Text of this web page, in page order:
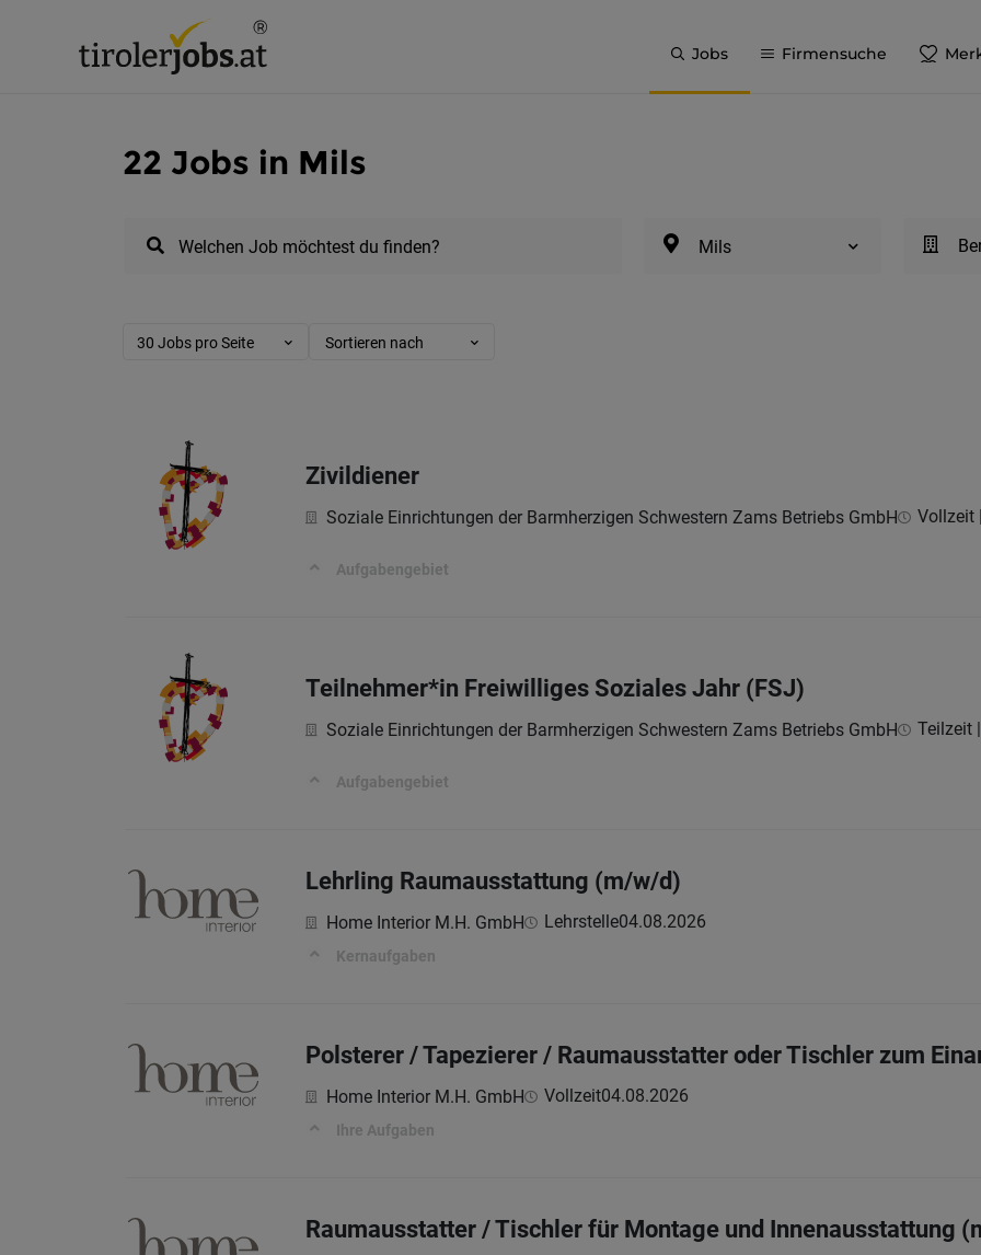
Jobs Firmensuche
22 Jobs in Mils
Welchen Job möchtest du finden? Mils
30 Jobs pro Seite Sortieren nach
Zivildiener
Soziale Einrichtungen der Barmherzigen Schwestern Zams Betriebs GmbH Vollzeit
Aufgabengebiet
Teilnehmer*in Freiwilliges Soziales Jahr (FSJ)
Soziale Einrichtungen der Barmherzigen Schwestern Zams Betriebs GmbH Teilzeit
Aufgabengebiet
Lehrling Raumausstattung (m/w/d)
Home Interior M.H. GmbH Lehrstelle04.08.2026
Kernaufgaben
Polsterer / Tapezierer / Raumausstatter oder Tischler zum
Home Interior M.H. GmbH Vollzeit04.08.2026
Ihre Aufgaben
Raumausstatter / Tischler für Montage und Innenausstattung